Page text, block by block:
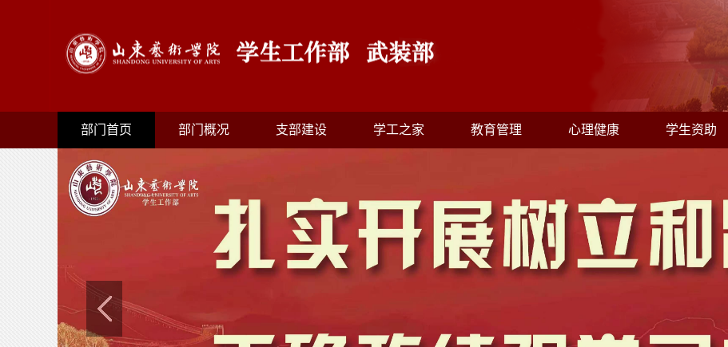
部门首页 部门概况 支部建设 学工之家 教育管理 心理健康 学生资助